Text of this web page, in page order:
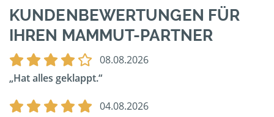
KUNDENBEWERTUNGEN FÜR
IHREN MAMMUT-PARTNER
08.08.2026
Hat alles geklappt.
04.08.2026